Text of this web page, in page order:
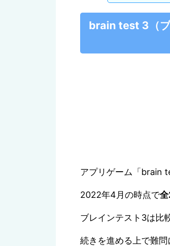
brain test 3（ブ
アプリゲーム「brain
2022年4月の時点で
ブレインテスト3は比
続きを進める上で難問